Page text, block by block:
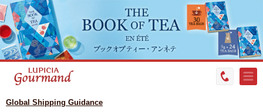
Global Shipping Guidance